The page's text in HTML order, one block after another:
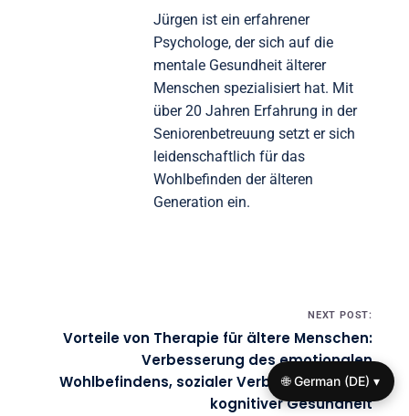
Jürgen ist ein erfahrener
Psychologe, der sich auf die
mentale Gesundheit älterer
Menschen spezialisiert hat. Mit
über 20 Jahren Erfahrung in der
Seniorenbetreuung setzt er sich
leidenschaftlich für das
Wohlbefinden der älteren
Generation ein.
NEXT POST:
Vorteile von Therapie für ältere Menschen:
Verbesserung des emotionalen
Wohlbefindens, sozialer Verbindungen und
kognitiver Gesundheit
🌐 German (DE) ▾